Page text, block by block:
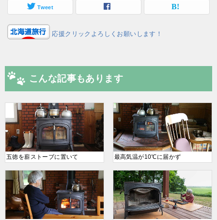
Tweet
応援クリックよろしくお願いします！
こんな記事もあります
五徳を薪ストーブに置いて 最高気温が10℃に届かず